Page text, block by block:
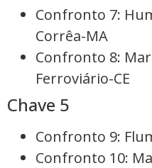
Confronto 7:
Corrêa-MA
Confronto 8:
Ferroviário-CE
Chave 5
Confronto 9:
Confronto 10: